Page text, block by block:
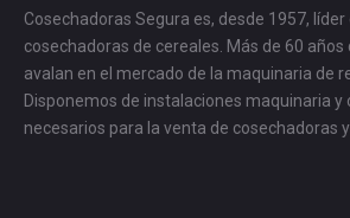
Cosechadoras Segura es, desde 1957, líder
cosechadoras de cereales. Más de 60 años
avalan en el mercado de la maquinaria de
Disponemos de instalaciones maquinaria y
necesarios para la venta de cosechadoras